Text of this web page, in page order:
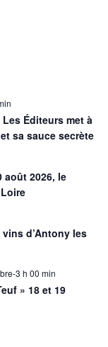
Éditeurs met à
sa sauce secrète
août 2026, le
d’Antony les
3 h 00 min
» 18 et 19